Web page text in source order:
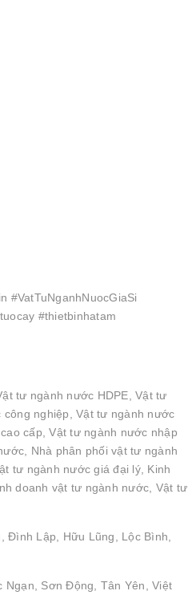
#VatTuNganhNuocGiaSi
#thietbinhatam
tư ngành nước HDPE, Vật tư
nghiệp, Vật tư ngành nước
cấp, Vật tư ngành nước nhập
Nhà phân phối vật tư ngành
tư ngành nước giá đại lý, Kinh
doanh vật tư ngành nước, Vật tư
Đình Lập, Hữu Lũng, Lộc Bình,
Ngạn, Sơn Động, Tân Yên, Việt